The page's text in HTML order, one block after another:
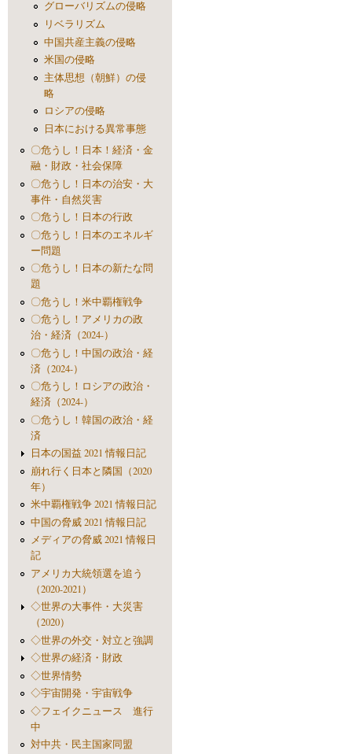
グローバリズムの侵略
リベラリズム
中国共産主義の侵略
米国の侵略
主体思想（朝鮮）の侵
略
ロシアの侵略
日本における異常事態
〇危うし！日本！経済・金
融・財政・社会保障
〇危うし！日本の治安・大
事件・自然災害
〇危うし！日本の行政
〇危うし！日本のエネルギ
ー問題
〇危うし！日本の新たな問
題
〇危うし！米中覇権戦争
〇危うし！アメリカの政
治・経済（2024-）
〇危うし！中国の政治・経
済（2024-）
〇危うし！ロシアの政治・
経済（2024-）
〇危うし！韓国の政治・経
済
日本の国益 2021 情報日記
崩れ行く日本と隣国（2020
年）
米中覇権戦争 2021 情報日記
中国の脅威 2021 情報日記
メディアの脅威 2021 情報日
記
アメリカ大統領選を追う
（2020-2021）
◇世界の大事件・大災害
（2020）
◇世界の外交・対立と強調
◇世界の経済・財政
◇世界情勢
◇宇宙開発・宇宙戦争
◇フェイクニュース 進行
中
対中共・民主国家同盟